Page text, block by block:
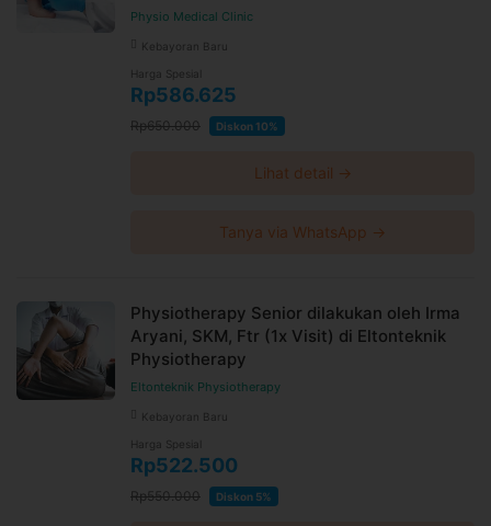
Physio Medical Clinic
Kebayoran Baru
Harga Spesial
Rp586.625
Rp650.000 Diskon 10%
Lihat detail →
Tanya via WhatsApp →
Physiotherapy Senior dilakukan oleh Irma
Aryani, SKM, Ftr (1x Visit) di Eltonteknik
Physiotherapy
Eltonteknik Physiotherapy
Kebayoran Baru
Harga Spesial
Rp522.500
Rp550.000 Diskon 5%